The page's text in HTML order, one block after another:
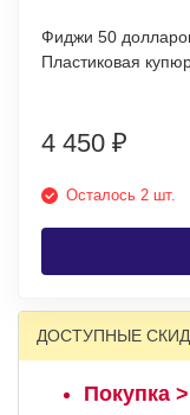
Фиджи 50
Пластиковая
4 450 ₽
Осталось 2 шт.
ДОСТУПНЫЕ
Покупка